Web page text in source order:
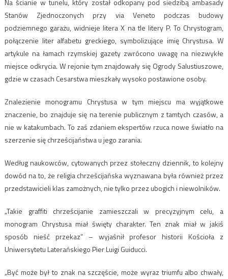
Na ścianie w tunelu, który został odkopany pod siedzibą ambasady
Stanów Zjednoczonych przy via Veneto podczas budowy
podziemnego garażu, widnieje litera X na tle litery P. To Chrystogram,
połączenie liter alfabetu greckiego, symbolizujące imię Chrystusa. W
artykule na łamach rzymskiej gazety zwrócono uwagę na niezwykłe
miejsce odkrycia. W rejonie tym znajdowały się Ogrody Salustiuszowe,
gdzie w czasach Cesarstwa mieszkały wysoko postawione osoby.
Znalezienie monogramu Chrystusa w tym miejscu ma wyjątkowe
znaczenie, bo znajduje się na terenie publicznym z tamtych czasów, a
nie w katakumbach. To zaś zdaniem ekspertów rzuca nowe światło na
szerzenie się chrześcijaństwa u jego zarania.
Według naukowców, cytowanych przez stołeczny dziennik, to kolejny
dowód na to, że religia chrześcijańska wyznawana była również przez
przedstawicieli klas zamożnych, nie tylko przez ubogich i niewolników.
„Takie graffiti chrześcijanie zamieszczali w precyzyjnym celu, a
monogram Chrystusa miał święty charakter. Ten znak miał w jakiś
sposób nieść przekaz” – wyjaśnił profesor historii Kościoła z
Uniwersytetu Laterańskiego Pier Luigi Guiducci.
„Być może był to znak na szczęście, może wyraz triumfu albo chwały,